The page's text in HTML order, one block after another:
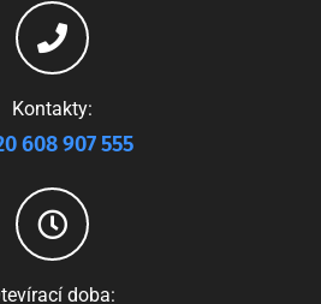
Kontakty:
608 907 555
doba: